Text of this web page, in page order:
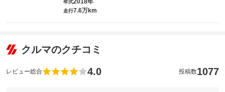
年式2018年
走行7.6万km
クルマのクチコミ
レビュー総合 4.0 投稿数1077